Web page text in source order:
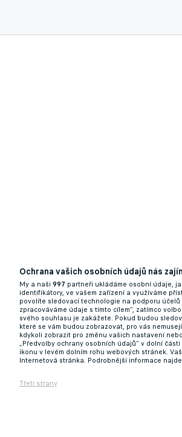
Ochrana vašich osobních údajů nás
My a naši 997 partneři ukládáme osobní údaje,
identifikátory, ve vašem zařízení a využíváme
povolíte sledovací technologie na podporu
zpracováváme údaje s tímto cílem“, zatímco
svého souhlasu je zakážete. Pokud budou
které se vám budou zobrazovat, pro vás
kdykoli zobrazit pro změnu vašich nastavení
„Předvolby ochrany osobních údajů“ v dolní
ikonu v levém dolním rohu webových stránek.
Internetová stránka. Podrobnější informace
Třetí strany